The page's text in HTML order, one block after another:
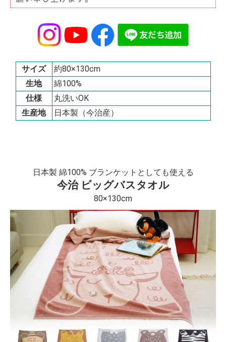
サイズ
約80×130cm
生地
綿100%
仕様
丸洗いOK
生産地
日本製（今治産）
日本製 綿100% ブランケットとしても使える
今治 ビッグバスタオル
80×130cm